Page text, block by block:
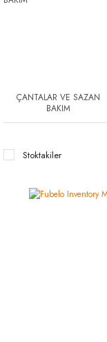
ÇANTALAR VE SAZAN
BAKIM
Stoktakiler